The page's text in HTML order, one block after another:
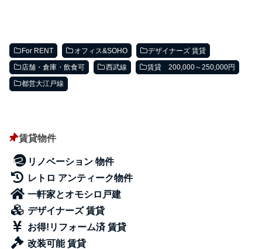
For RENT オフィス&SOHO デザイナーズ 賃貸
店舗・倉庫・飲食可 西武線 賃貸 200,000～250,000円
都営大江戸線
賃貸物件
リノベーション 物件
レトロ アンティーク物件
一軒家とオモシロ戸建
デザイナーズ 賃貸
お得!リフォーム済 賃貸
改装可能 賃貸